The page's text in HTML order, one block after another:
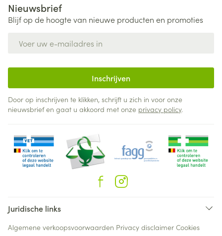
Nieuwsbrief
Blijf op de hoogte van nieuwe producten en promoties
Inschrijven
Door op inschrijven te klikken, schrijft u zich in voor onze
nieuwsbrief en gaat u akkoord met onze privacy policy.
Juridische links
Algemene verkoopsvoorwaarden Privacy disclaimer Cookies